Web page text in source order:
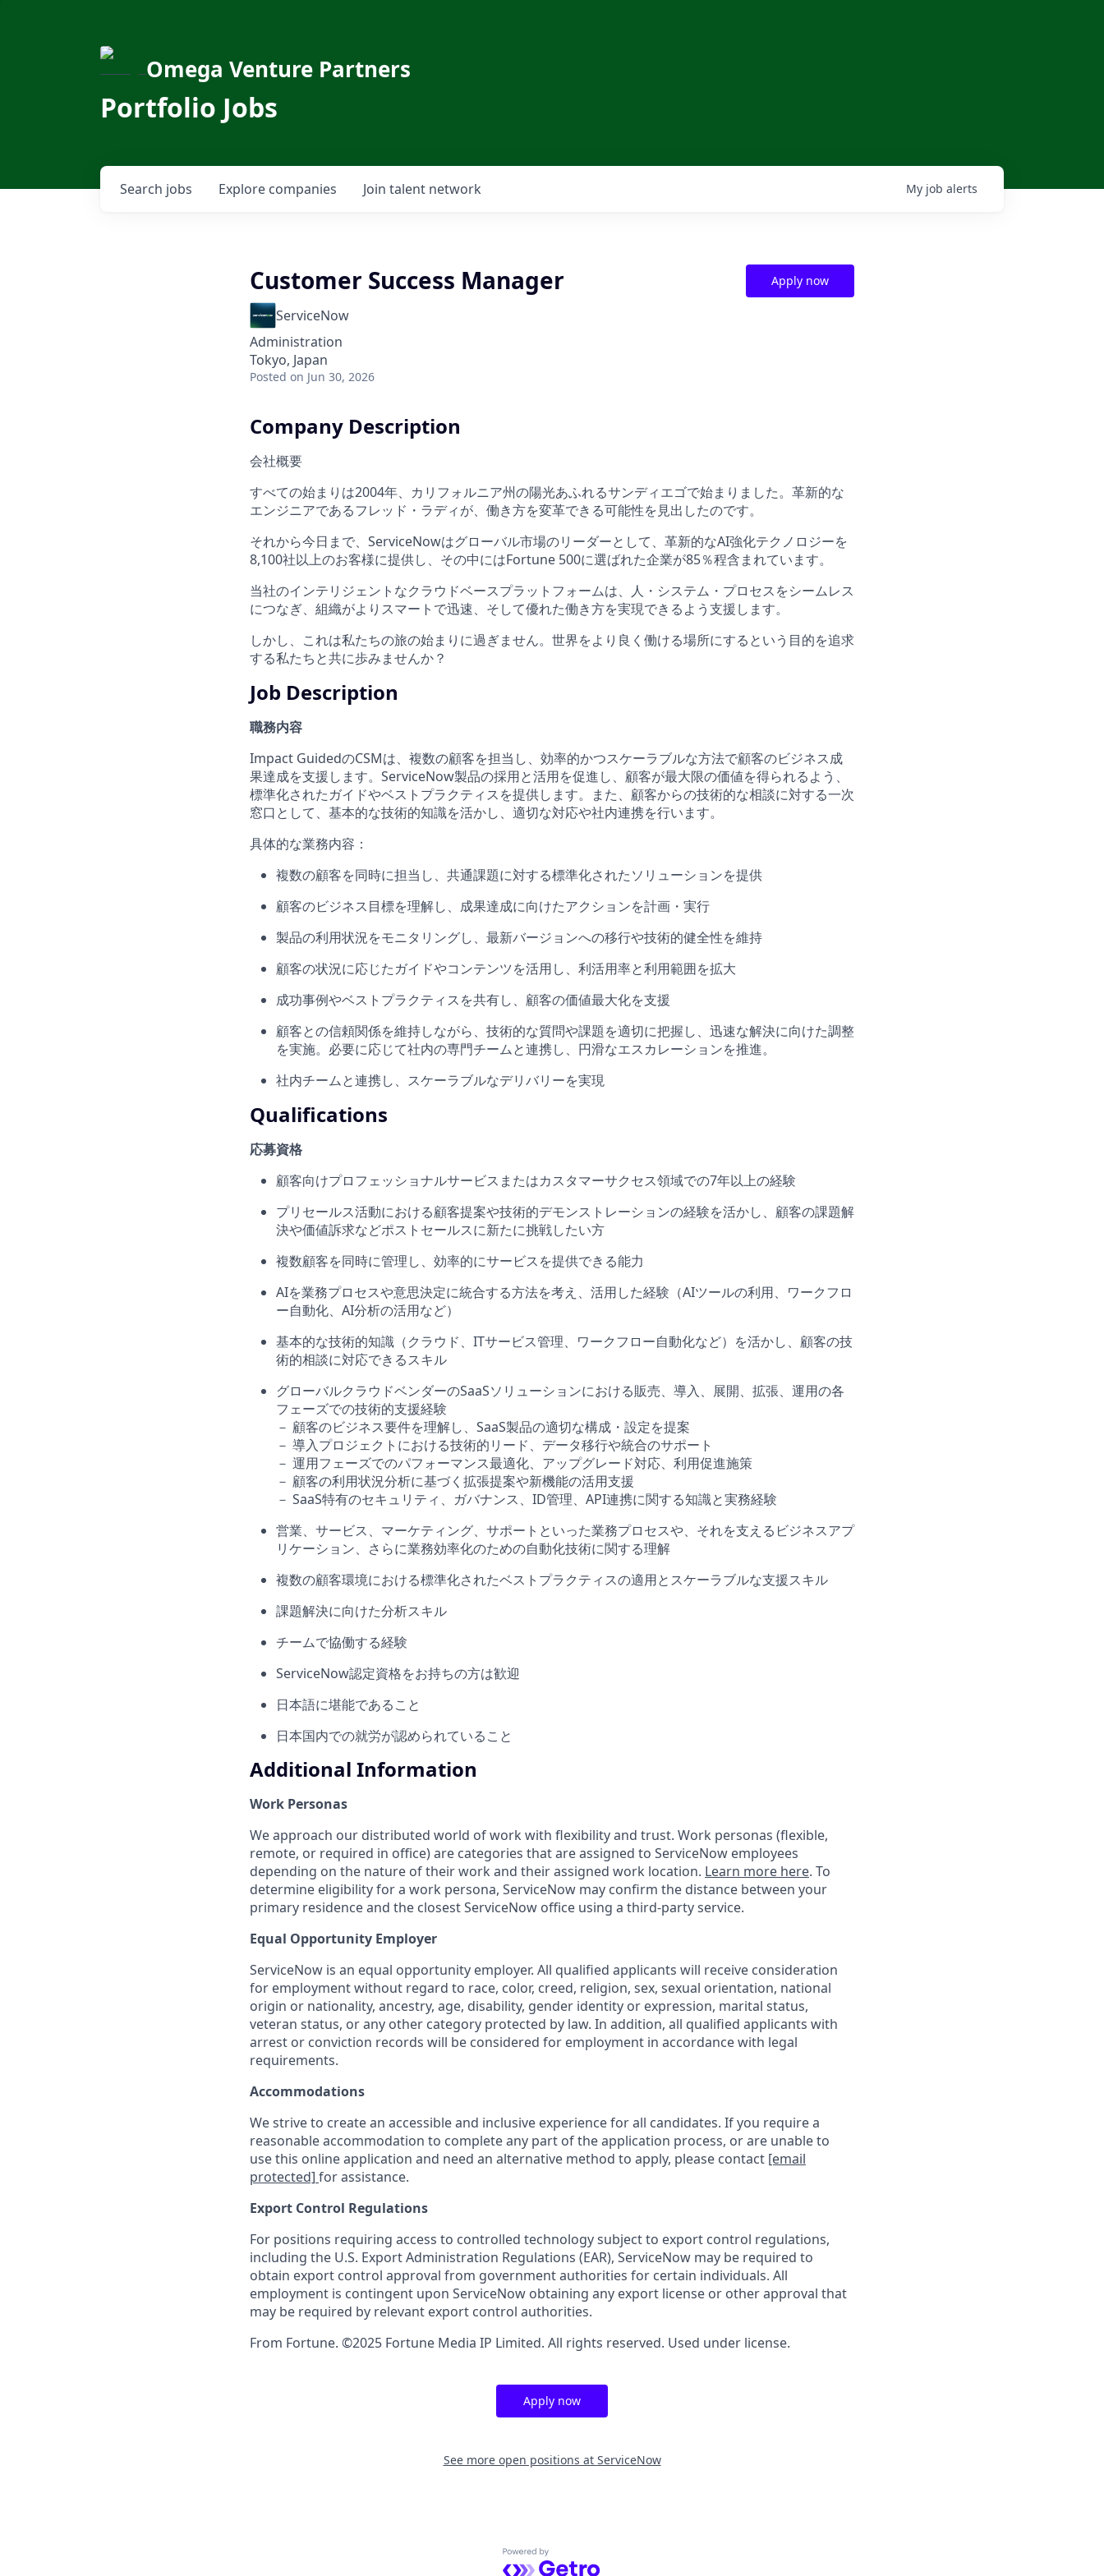
Omega Venture Partners
Portfolio Jobs
Search jobs Explore companies Join talent network My job alerts
Customer Success Manager
ServiceNow
Administration
Tokyo, Japan
Posted on Jun 30, 2026
Apply now
Company Description
会社概要
すべての始まりは2004年、カリフォルニア州の陽光あふれるサンディエゴで始まりました。革新的な
エンジニアであるフレッド・ラディが、働き方を変革できる可能性を見出したのです。
それから今日まで、ServiceNowはグローバル市場のリーダーとして、革新的なAI強化テクノロジーを
8,100社以上のお客様に提供し、その中にはFortune 500に選ばれた企業が85％程含まれています。
当社のインテリジェントなクラウドベースプラットフォームは、人・システム・プロセスをシームレス
につなぎ、組織がよりスマートで迅速、そして優れた働き方を実現できるよう支援します。
しかし、これは私たちの旅の始まりに過ぎません。世界をより良く働ける場所にするという目的を追求
する私たちと共に歩みませんか？
Job Description
職務内容
Impact GuidedのCSMは、複数の顧客を担当し、効率的かつスケーラブルな方法で顧客のビジネス成
果達成を支援します。ServiceNow製品の採用と活用を促進し、顧客が最大限の価値を得られるよう、
標準化されたガイドやベストプラクティスを提供します。また、顧客からの技術的な相談に対する一次
窓口として、基本的な技術的知識を活かし、適切な対応や社内連携を行います。
具体的な業務内容：
複数の顧客を同時に担当し、共通課題に対する標準化されたソリューションを提供
顧客のビジネス目標を理解し、成果達成に向けたアクションを計画・実行
製品の利用状況をモニタリングし、最新バージョンへの移行や技術的健全性を維持
顧客の状況に応じたガイドやコンテンツを活用し、利活用率と利用範囲を拡大
成功事例やベストプラクティスを共有し、顧客の価値最大化を支援
顧客との信頼関係を維持しながら、技術的な質問や課題を適切に把握し、迅速な解決に向けた調整
を実施。必要に応じて社内の専門チームと連携し、円滑なエスカレーションを推進。
社内チームと連携し、スケーラブルなデリバリーを実現
Qualifications
応募資格
顧客向けプロフェッショナルサービスまたはカスタマーサクセス領域での7年以上の経験
プリセールス活動における顧客提案や技術的デモンストレーションの経験を活かし、顧客の課題解
決や価値訴求などポストセールスに新たに挑戦したい方
複数顧客を同時に管理し、効率的にサービスを提供できる能力
AIを業務プロセスや意思決定に統合する方法を考え、活用した経験（AIツールの利用、ワークフロ
ー自動化、AI分析の活用など）
基本的な技術的知識（クラウド、ITサービス管理、ワークフロー自動化など）を活かし、顧客の技
術的相談に対応できるスキル
グローバルクラウドベンダーのSaaSソリューションにおける販売、導入、展開、拡張、運用の各
フェーズでの技術的支援経験
－ 顧客のビジネス要件を理解し、SaaS製品の適切な構成・設定を提案
－ 導入プロジェクトにおける技術的リード、データ移行や統合のサポート
－ 運用フェーズでのパフォーマンス最適化、アップグレード対応、利用促進施策
－ 顧客の利用状況分析に基づく拡張提案や新機能の活用支援
－ SaaS特有のセキュリティ、ガバナンス、ID管理、API連携に関する知識と実務経験
営業、サービス、マーケティング、サポートといった業務プロセスや、それを支えるビジネスアプ
リケーション、さらに業務効率化のための自動化技術に関する理解
複数の顧客環境における標準化されたベストプラクティスの適用とスケーラブルな支援スキル
課題解決に向けた分析スキル
チームで協働する経験
ServiceNow認定資格をお持ちの方は歓迎
日本語に堪能であること
日本国内での就労が認められていること
Additional Information
Work Personas
We approach our distributed world of work with flexibility and trust. Work personas (flexible,
remote, or required in office) are categories that are assigned to ServiceNow employees
depending on the nature of their work and their assigned work location. Learn more here. To
determine eligibility for a work persona, ServiceNow may confirm the distance between your
primary residence and the closest ServiceNow office using a third-party service.
Equal Opportunity Employer
ServiceNow is an equal opportunity employer. All qualified applicants will receive consideration
for employment without regard to race, color, creed, religion, sex, sexual orientation, national
origin or nationality, ancestry, age, disability, gender identity or expression, marital status,
veteran status, or any other category protected by law. In addition, all qualified applicants with
arrest or conviction records will be considered for employment in accordance with legal
requirements.
Accommodations
We strive to create an accessible and inclusive experience for all candidates. If you require a
reasonable accommodation to complete any part of the application process, or are unable to
use this online application and need an alternative method to apply, please contact [email
protected] for assistance.
Export Control Regulations
For positions requiring access to controlled technology subject to export control regulations,
including the U.S. Export Administration Regulations (EAR), ServiceNow may be required to
obtain export control approval from government authorities for certain individuals. All
employment is contingent upon ServiceNow obtaining any export license or other approval that
may be required by relevant export control authorities.
From Fortune. ©2025 Fortune Media IP Limited. All rights reserved. Used under license.
Apply now
See more open positions at ServiceNow
Powered by Getro.com